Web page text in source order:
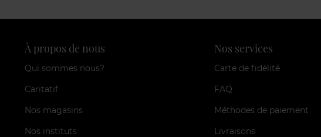
À propos de nous
Qui sommes nous?
Caritatif
Nos magasins
Nos instituts
Nos services
Carte de fidélité
FAQ
Méthodes de paiement
Livraisons